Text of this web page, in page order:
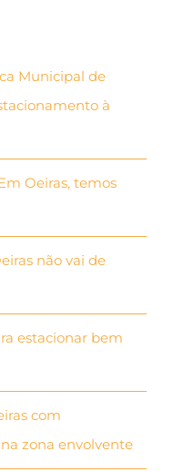
Municipal de
à
Oeiras, temos
não vai de
estacionar bem
com
zona envolvente